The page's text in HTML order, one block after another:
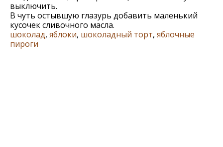
выключить.
В чуть остывшую глазурь добавить маленький
кусочек сливочного масла.
шоколад, яблоки, шоколадный торт, яблочные
пироги